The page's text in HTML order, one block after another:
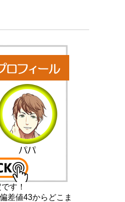
す！
差値43からどこま